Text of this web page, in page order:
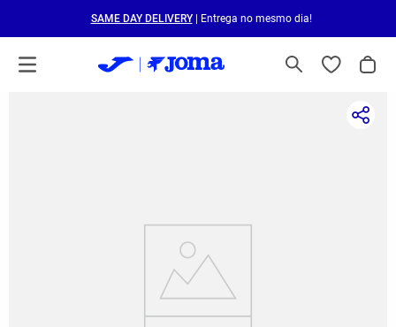
SAME DAY DELIVERY| Entrega no mesmo dia!